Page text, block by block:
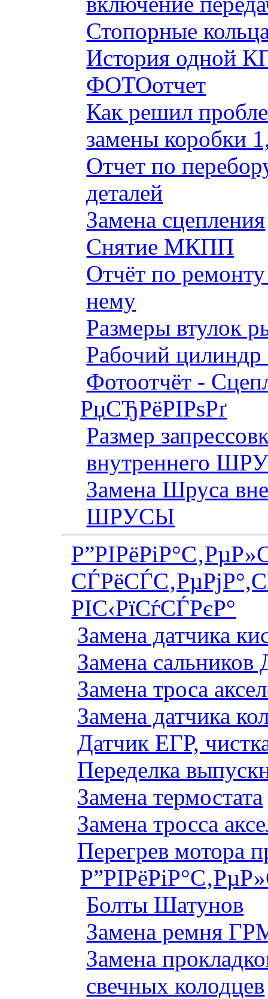
Стопорные
История одной
ФОТОотчет
Как решил
замены коробки
Отчет по
деталей
Замена сцепления
Снятие МКПП
Отчёт по
нему
Размеры втулок
Рабочий цилиндр
Фотоотчёт -
РџСЂРёРІРѕРґ
Размер
внутреннего
Замена Шруса
ШРУСЫ
РІС‹РїСѓСЃРєР°
Замена датчика
Замена сальников
Замена троса
Замена датчика
Датчик ЕГР,
Переделка
Замена термостата
Замена тросса
Перегрев мотора
Болты Шатунов
Замена ремня
Замена
свечных колодцев